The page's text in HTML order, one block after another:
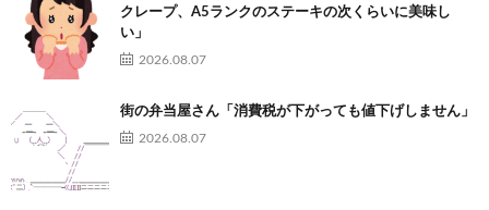
クレープ、A5ランクのステーキの次くらいに美味し
い」
2026.08.07
街の弁当屋さん「消費税が下がっても値下げしません」
2026.08.07